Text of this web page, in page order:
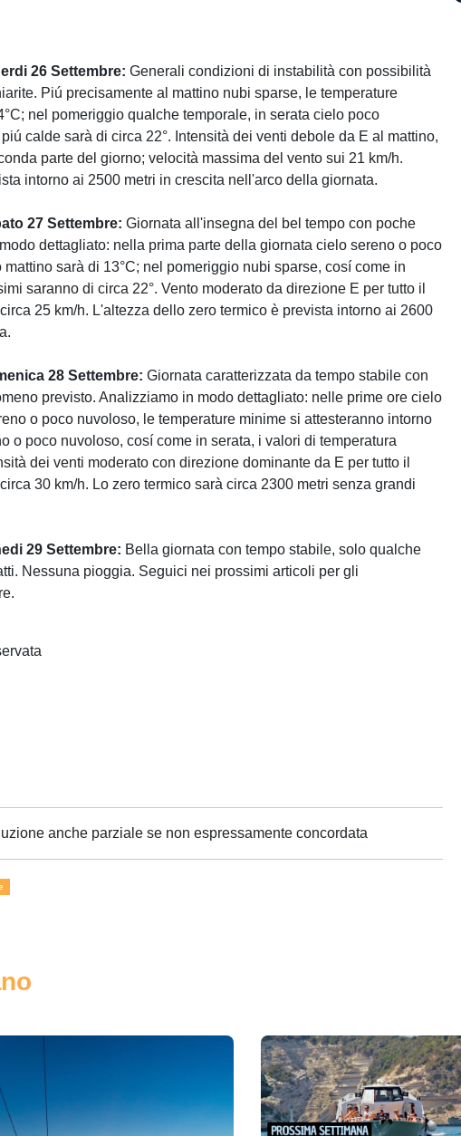
26 Settembre: Generali condizioni di instabilità con possibilità
Piú precisamente al mattino nubi sparse, le temperature
nel pomeriggio qualche temporale, in serata cielo poco
calde sarà di circa 22°. Intensità dei venti debole da E al mattino,
parte del giorno; velocità massima del vento sui 21 km/h.
intorno ai 2500 metri in crescita nell'arco della giornata.
27 Settembre: Giornata all'insegna del bel tempo con poche
dettagliato: nella prima parte della giornata cielo sereno o poco
sarà di 13°C; nel pomeriggio nubi sparse, cosí come in
saranno di circa 22°. Vento moderato da direzione E per tutto il
25 km/h. L'altezza dello zero termico è prevista intorno ai 2600
28 Settembre: Giornata caratterizzata da tempo stabile con
previsto. Analizziamo in modo dettagliato: nelle prime ore cielo
o poco nuvoloso, le temperature minime si attesteranno intorno
o poco nuvoloso, cosí come in serata, i valori di temperatura
dei venti moderato con direzione dominante da E per tutto il
30 km/h. Lo zero termico sarà circa 2300 metri senza grandi
29 Settembre: Bella giornata con tempo stabile, solo qualche
Nessuna pioggia. Seguici nei prossimi articoli per gli
anche parziale se non espressamente concordata